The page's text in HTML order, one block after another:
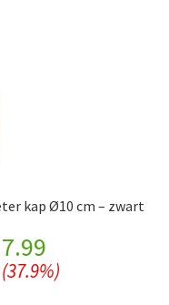
kap Ø10 cm – zwart
Current
price
(37.9%)